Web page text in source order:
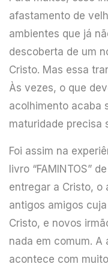
afastamento de
ambientes que já
descoberta de um
Cristo. Mas essa
Às vezes, o que
acolhimento acaba
maturidade precisa
Foi assim na
livro “FAMINTOS”
entregar a Cristo, o
antigos amigos
Cristo, e novos
nada em comum. A
acontece com